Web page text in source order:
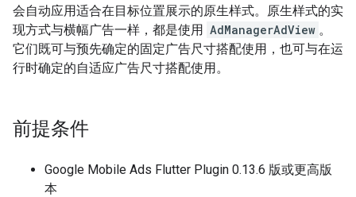
会自动应用适合在目标位置展示的原生样式。原生样式的实
现方式与横幅广告一样，都是使用 AdManagerAdView 。
它们既可与预先确定的固定广告尺寸搭配使用，也可与在运
行时确定的自适应广告尺寸搭配使用。
前提条件
Google Mobile Ads Flutter Plugin 0.13.6 版或更高版
本